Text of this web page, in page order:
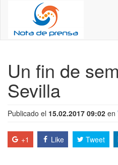
Un fin de
Sevilla
Publicado el 15.02.2017 09:02 en
+1 Like Tweet